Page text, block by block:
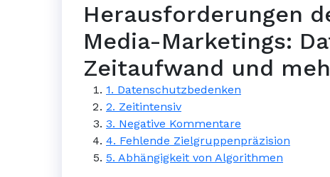
Herausforderungen
Media-Marketings:
Zeitaufwand und
1. Datenschutzbedenken
2. Zeitintensiv
3. Negative Kommentare
4. Fehlende Zielgruppenpräzision
5. Abhängigkeit von Algorithmen